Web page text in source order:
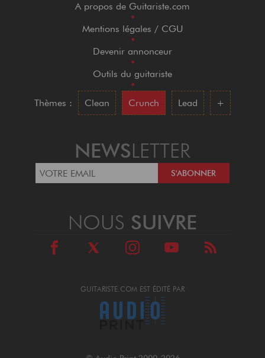
A propos de Guitariste.com
•
Mentions légales / CGU
•
Devenir annonceur
•
Outils du guitariste
•
Thèmes :
Clean Crunch Lead +
NEWSLETTER
GUITARISTE.COM EST ÉDITÉ PAR
NOUS SUIVRE